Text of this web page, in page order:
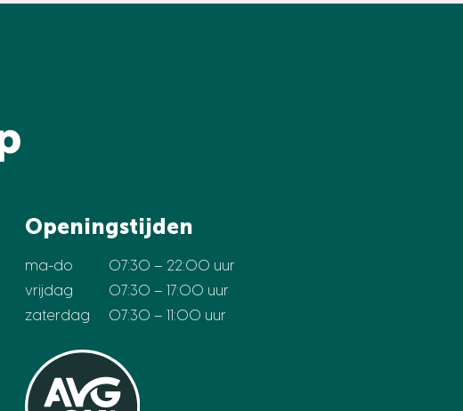
Openingstijden
ma-do
vrijdag
zaterdag
07:30 – 22:00 uur
07:30 – 17:00 uur
07:30 – 11:00 uur